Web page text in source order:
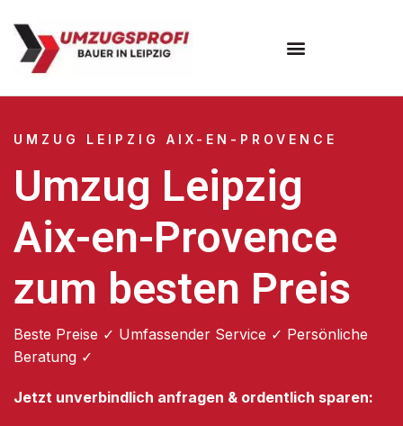
UMZUG LEIPZIG AIX-EN-PROVENCE
Umzug Leipzig
Aix-en-Provence
zum besten Preis
Beste Preise ✓ Umfassender Service ✓ Persönliche
Beratung ✓
Jetzt unverbindlich anfragen & ordentlich sparen: